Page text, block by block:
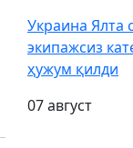
Украина Ялта
экипажсиз
ҳужум қилди
07 август